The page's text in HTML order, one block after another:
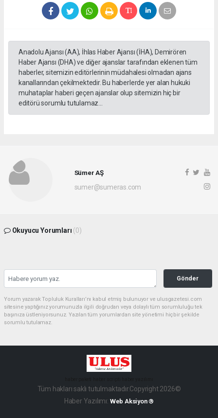
Anadolu Ajansı (AA), İhlas Haber Ajansı (İHA), Demirören
Haber Ajansı (DHA) ve diğer ajanslar tarafından eklenen tüm
haberler, sitemizin editörlerinin müdahalesi olmadan ajans
kanallarından çekilmektedir. Bu haberlerde yer alan hukuki
muhataplar haberi geçen ajanslar olup sitemizin hiç bir
editörü sorumlu tutulamaz...
Sümer AŞ
sumer@sumeras.com
Okuyucu Yorumları (0)
Gönder
Yorum yazarak Topluluk Kuralları’nı kabul etmiş bulunuyor ve ulusgazetesi.com
sitesine yaptığınız yorumunuzla ilgili doğrudan veya dolaylı tüm sorumluluğu tek
başınıza üstleniyorsunuz. Yazılan tüm yorumlardan site yönetimi hiçbir şekilde
sorumlu tutulamaz.
Tüm hakları saklı tutulmaktadır.Copyright 2026©
Haber Yazılımı: Web Aksiyon ®